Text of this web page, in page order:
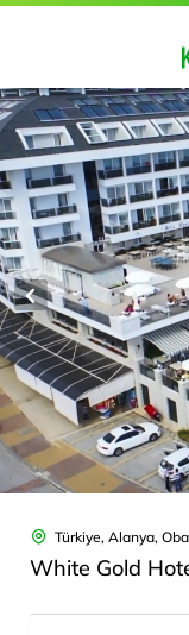
Türkiye, Alanya,
White Gold